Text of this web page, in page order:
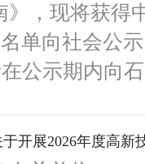
》，现将获得
单向社会公
公示期内向
于开展2026年度高新